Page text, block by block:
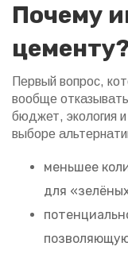
Почему
Первый вопрос,
вообще
бюджет, экология и
выборе
меньшее
для